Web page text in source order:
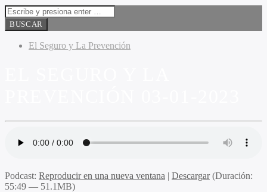
El Seguro y La Prevención
Podcast: Reproducir en una nueva ventana | Descargar(Duración:
55:49 — 51.1MB)